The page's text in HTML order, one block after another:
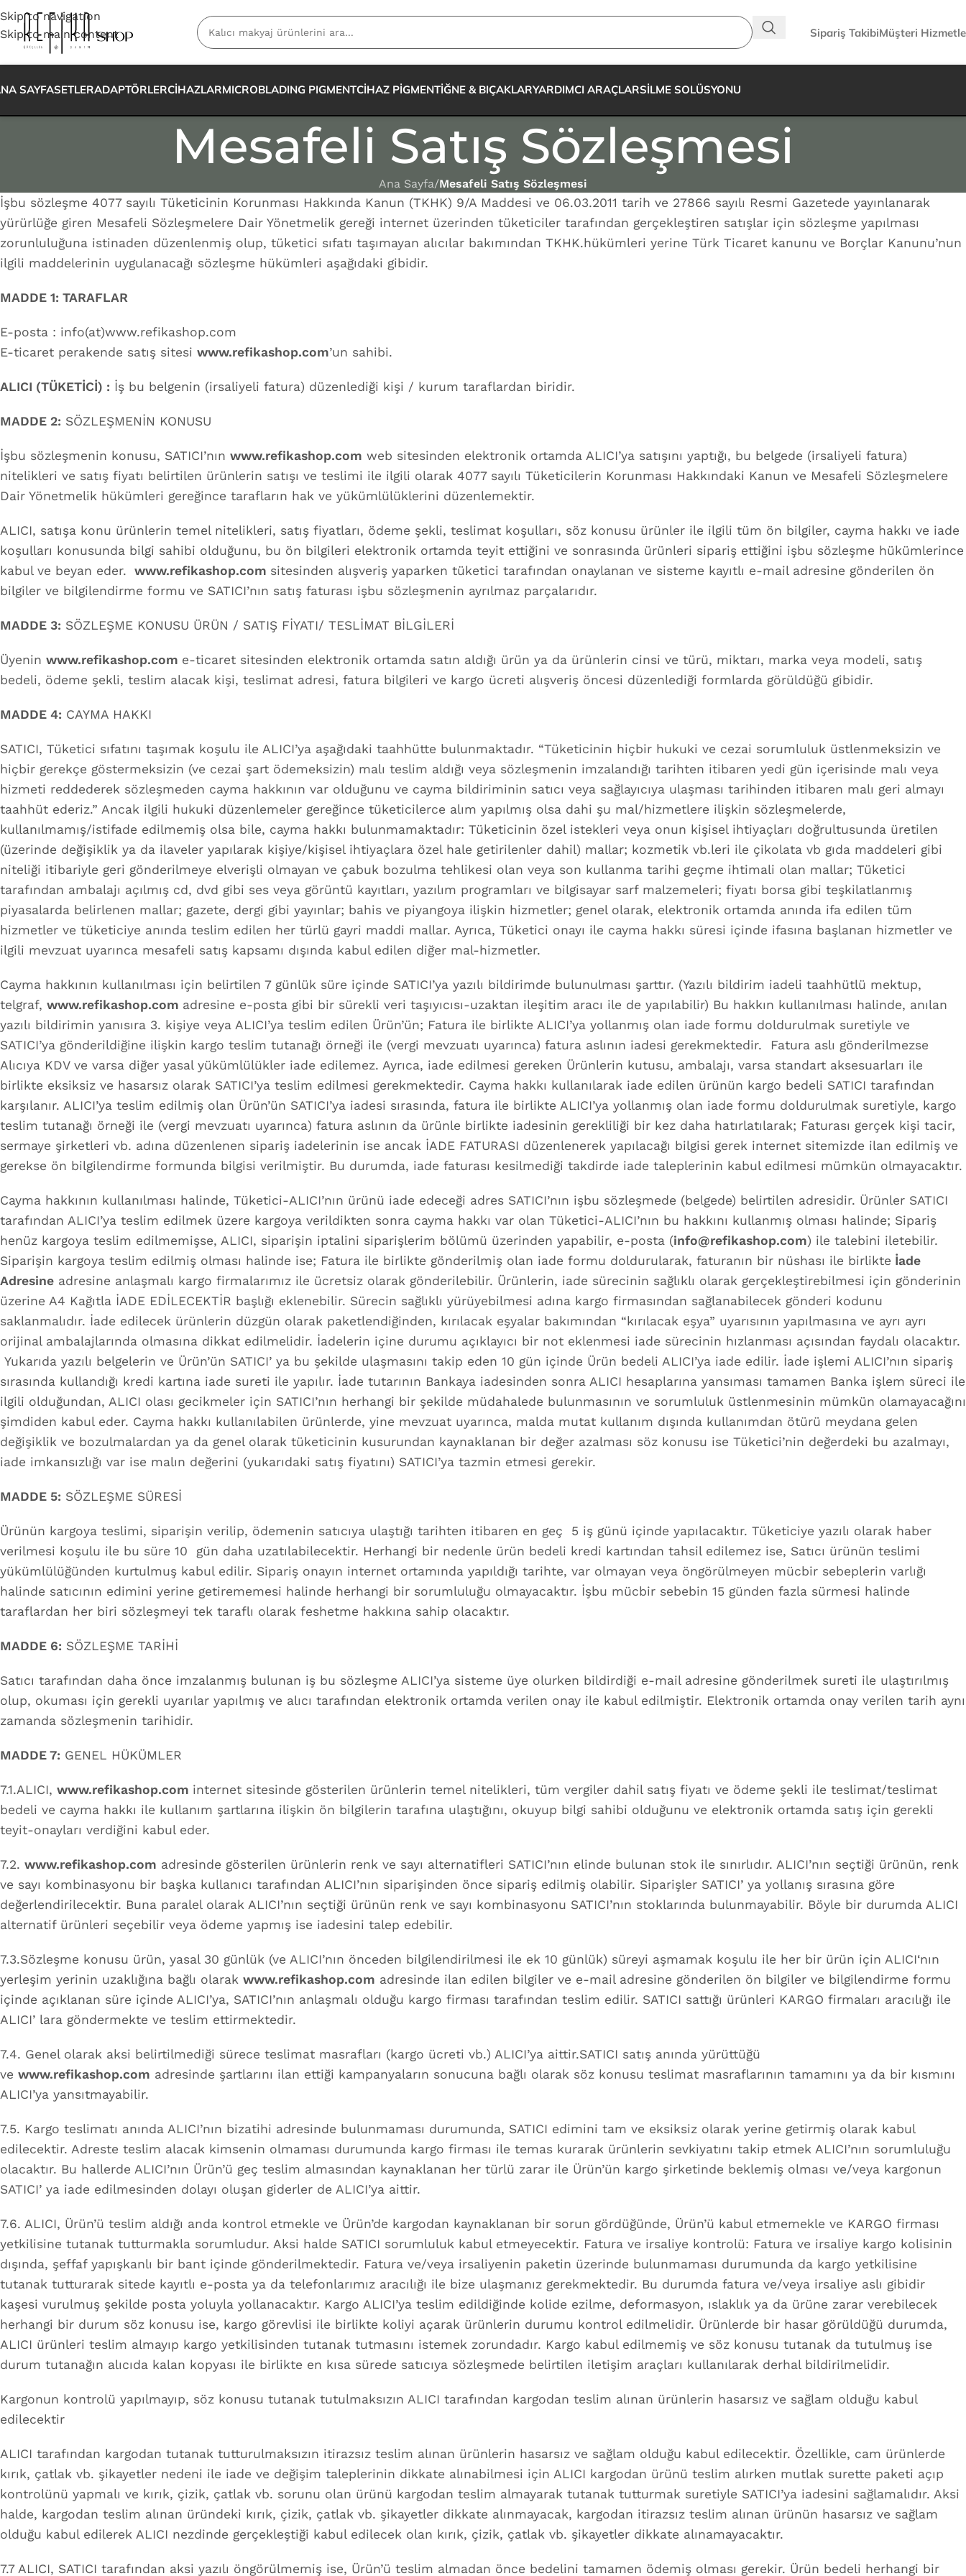
Skip to navigation
Skip to main content
Sipariş TakibiMüşteri
SAYFASETLERADAPTÖRLERCİHAZLARMICROBLADING PIGMENTCİHAZ PİGMENTİĞNE & BIÇAKLARYARDIMCI ARAÇLARSİLME SOLÜSYONU
Mesafeli Satış Sözleşmesi
Ana Sayfa/Mesafeli Satış Sözleşmesi
İşbu sözleşme 4077 sayılı Tüketicinin Korunması Hakkında Kanun (TKHK) 9/A Maddesi ve 06.03.2011 tarih ve 27866 sayılı Resmi Gazetede yayınlanarak
yürürlüğe giren Mesafeli Sözleşmelere Dair Yönetmelik gereği internet üzerinden tüketiciler tarafından gerçekleştiren satışlar için sözleşme yapılması
zorunluluğuna istinaden düzenlenmiş olup, tüketici sıfatı taşımayan alıcılar bakımından TKHK.hükümleri yerine Türk Ticaret kanunu ve Borçlar Kanunu’nun
ilgili maddelerinin uygulanacağı sözleşme hükümleri aşağıdaki gibidir.
MADDE 1: TARAFLAR
E-posta : info(at)www.refikashop.com
E-ticaret perakende satış sitesi www.refikashop.com’un sahibi.
ALICI (TÜKETİCİ) : İş bu belgenin (irsaliyeli fatura) düzenlediği kişi / kurum taraflardan biridir.
MADDE 2: SÖZLEŞMENİN KONUSU
İşbu sözleşmenin konusu, SATICI’nın www.refikashop.com web sitesinden elektronik ortamda ALICI’ya satışını yaptığı, bu belgede (irsaliyeli fatura)
nitelikleri ve satış fiyatı belirtilen ürünlerin satışı ve teslimi ile ilgili olarak 4077 sayılı Tüketicilerin Korunması Hakkındaki Kanun ve Mesafeli Sözleşmelere
Dair Yönetmelik hükümleri gereğince tarafların hak ve yükümlülüklerini düzenlemektir.
ALICI, satışa konu ürünlerin temel nitelikleri, satış fiyatları, ödeme şekli, teslimat koşulları, söz konusu ürünler ile ilgili tüm ön bilgiler, cayma hakkı ve iade
koşulları konusunda bilgi sahibi olduğunu, bu ön bilgileri elektronik ortamda teyit ettiğini ve sonrasında ürünleri sipariş ettiğini işbu sözleşme hükümlerince
kabul ve beyan eder. www.refikashop.com sitesinden alışveriş yaparken tüketici tarafından onaylanan ve sisteme kayıtlı e-mail adresine gönderilen ön
bilgiler ve bilgilendirme formu ve SATICI’nın satış faturası işbu sözleşmenin ayrılmaz parçalarıdır.
MADDE 3: SÖZLEŞME KONUSU ÜRÜN / SATIŞ FİYATI/ TESLİMAT BİLGİLERİ
Üyenin www.refikashop.com e-ticaret sitesinden elektronik ortamda satın aldığı ürün ya da ürünlerin cinsi ve türü, miktarı, marka veya modeli, satış
bedeli, ödeme şekli, teslim alacak kişi, teslimat adresi, fatura bilgileri ve kargo ücreti alışveriş öncesi düzenlediği formlarda görüldüğü gibidir.
MADDE 4: CAYMA HAKKI
SATICI, Tüketici sıfatını taşımak koşulu ile ALICI’ya aşağıdaki taahhütte bulunmaktadır. “Tüketicinin hiçbir hukuki ve cezai sorumluluk üstlenmeksizin ve
hiçbir gerekçe göstermeksizin (ve cezai şart ödemeksizin) malı teslim aldığı veya sözleşmenin imzalandığı tarihten itibaren yedi gün içerisinde malı veya
hizmeti reddederek sözleşmeden cayma hakkının var olduğunu ve cayma bildiriminin satıcı veya sağlayıcıya ulaşması tarihinden itibaren malı geri almayı
taahhüt ederiz.” Ancak ilgili hukuki düzenlemeler gereğince tüketicilerce alım yapılmış olsa dahi şu mal/hizmetlere ilişkin sözleşmelerde,
kullanılmamış/istifade edilmemiş olsa bile, cayma hakkı bulunmamaktadır: Tüketicinin özel istekleri veya onun kişisel ihtiyaçları doğrultusunda üretilen
(üzerinde değişiklik ya da ilaveler yapılarak kişiye/kişisel ihtiyaçlara özel hale getirilenler dahil) mallar; kozmetik vb.leri ile çikolata vb gıda maddeleri gibi
niteliği itibariyle geri gönderilmeye elverişli olmayan ve çabuk bozulma tehlikesi olan veya son kullanma tarihi geçme ihtimali olan mallar; Tüketici
tarafından ambalajı açılmış cd, dvd gibi ses veya görüntü kayıtları, yazılım programları ve bilgisayar sarf malzemeleri; fiyatı borsa gibi teşkilatlanmış
piyasalarda belirlenen mallar; gazete, dergi gibi yayınlar; bahis ve piyangoya ilişkin hizmetler; genel olarak, elektronik ortamda anında ifa edilen tüm
hizmetler ve tüketiciye anında teslim edilen her türlü gayri maddi mallar. Ayrıca, Tüketici onayı ile cayma hakkı süresi içinde ifasına başlanan hizmetler ve
ilgili mevzuat uyarınca mesafeli satış kapsamı dışında kabul edilen diğer mal-hizmetler.
Cayma hakkının kullanılması için belirtilen 7 günlük süre içinde SATICI’ya yazılı bildirimde bulunulması şarttır. (Yazılı bildirim iadeli taahhütlü mektup,
telgraf, www.refikashop.com adresine e-posta gibi bir sürekli veri taşıyıcısı-uzaktan ileşitim aracı ile de yapılabilir) Bu hakkın kullanılması halinde, anılan
yazılı bildirimin yanısıra 3. kişiye veya ALICI’ya teslim edilen Ürün’ün; Fatura ile birlikte ALICI’ya yollanmış olan iade formu doldurulmak suretiyle ve
SATICI’ya gönderildiğine ilişkin kargo teslim tutanağı örneği ile (vergi mevzuatı uyarınca) fatura aslının iadesi gerekmektedir. Fatura aslı gönderilmezse
Alıcıya KDV ve varsa diğer yasal yükümlülükler iade edilemez. Ayrıca, iade edilmesi gereken Ürünlerin kutusu, ambalajı, varsa standart aksesuarları ile
birlikte eksiksiz ve hasarsız olarak SATICI’ya teslim edilmesi gerekmektedir. Cayma hakkı kullanılarak iade edilen ürünün kargo bedeli SATICI tarafından
karşılanır. ALICI’ya teslim edilmiş olan Ürün’ün SATICI’ya iadesi sırasında, fatura ile birlikte ALICI’ya yollanmış olan iade formu doldurulmak suretiyle, kargo
teslim tutanağı örneği ile (vergi mevzuatı uyarınca) fatura aslının da ürünle birlikte iadesinin gerekliliği bir kez daha hatırlatılarak; Faturası gerçek kişi tacir,
sermaye şirketleri vb. adına düzenlenen sipariş iadelerinin ise ancak İADE FATURASI düzenlenerek yapılacağı bilgisi gerek internet sitemizde ilan edilmiş ve
gerekse ön bilgilendirme formunda bilgisi verilmiştir. Bu durumda, iade faturası kesilmediği takdirde iade taleplerinin kabul edilmesi mümkün olmayacaktır.
Cayma hakkının kullanılması halinde, Tüketici-ALICI’nın ürünü iade edeceği adres SATICI’nın işbu sözleşmede (belgede) belirtilen adresidir. Ürünler SATICI
tarafından ALICI’ya teslim edilmek üzere kargoya verildikten sonra cayma hakkı var olan Tüketici-ALICI’nın bu hakkını kullanmış olması halinde; Sipariş
henüz kargoya teslim edilmemişse, ALICI, siparişin iptalini siparişlerim bölümü üzerinden yapabilir, e-posta (info@refikashop.com) ile talebini iletebilir.
Siparişin kargoya teslim edilmiş olması halinde ise; Fatura ile birlikte gönderilmiş olan iade formu doldurularak, faturanın bir nüshası ile birlikte İade
Adresine adresine anlaşmalı kargo firmalarımız ile ücretsiz olarak gönderilebilir. Ürünlerin, iade sürecinin sağlıklı olarak gerçekleştirebilmesi için gönderinin
üzerine A4 Kağıtla İADE EDİLECEKTİR başlığı eklenebilir. Sürecin sağlıklı yürüyebilmesi adına kargo firmasından sağlanabilecek gönderi kodunu
saklanmalıdır. İade edilecek ürünlerin düzgün olarak paketlendiğinden, kırılacak eşyalar bakımından “kırılacak eşya” uyarısının yapılmasına ve ayrı ayrı
orijinal ambalajlarında olmasına dikkat edilmelidir. İadelerin içine durumu açıklayıcı bir not eklenmesi iade sürecinin hızlanması açısından faydalı olacaktır.
Yukarıda yazılı belgelerin ve Ürün’ün SATICI’ ya bu şekilde ulaşmasını takip eden 10 gün içinde Ürün bedeli ALICI’ya iade edilir. İade işlemi ALICI’nın sipariş
sırasında kullandığı kredi kartına iade sureti ile yapılır. İade tutarının Bankaya iadesinden sonra ALICI hesaplarına yansıması tamamen Banka işlem süreci ile
ilgili olduğundan, ALICI olası gecikmeler için SATICI’nın herhangi bir şekilde müdahalede bulunmasının ve sorumluluk üstlenmesinin mümkün olamayacağını
şimdiden kabul eder. Cayma hakkı kullanılabilen ürünlerde, yine mevzuat uyarınca, malda mutat kullanım dışında kullanımdan ötürü meydana gelen
değişiklik ve bozulmalardan ya da genel olarak tüketicinin kusurundan kaynaklanan bir değer azalması söz konusu ise Tüketici’nin değerdeki bu azalmayı,
iade imkansızlığı var ise malın değerini (yukarıdaki satış fiyatını) SATICI’ya tazmin etmesi gerekir.
MADDE 5: SÖZLEŞME SÜRESİ
Ürünün kargoya teslimi, siparişin verilip, ödemenin satıcıya ulaştığı tarihten itibaren en geç 5 iş günü içinde yapılacaktır. Tüketiciye yazılı olarak haber
verilmesi koşulu ile bu süre 10 gün daha uzatılabilecektir. Herhangi bir nedenle ürün bedeli kredi kartından tahsil edilemez ise, Satıcı ürünün teslimi
yükümlülüğünden kurtulmuş kabul edilir. Sipariş onayın internet ortamında yapıldığı tarihte, var olmayan veya öngörülmeyen mücbir sebeplerin varlığı
halinde satıcının edimini yerine getirememesi halinde herhangi bir sorumluluğu olmayacaktır. İşbu mücbir sebebin 15 günden fazla sürmesi halinde
taraflardan her biri sözleşmeyi tek taraflı olarak feshetme hakkına sahip olacaktır.
MADDE 6: SÖZLEŞME TARİHİ
Satıcı tarafından daha önce imzalanmış bulunan iş bu sözleşme ALICI’ya sisteme üye olurken bildirdiği e-mail adresine gönderilmek sureti ile ulaştırılmış
olup, okuması için gerekli uyarılar yapılmış ve alıcı tarafından elektronik ortamda verilen onay ile kabul edilmiştir. Elektronik ortamda onay verilen tarih aynı
zamanda sözleşmenin tarihidir.
MADDE 7: GENEL HÜKÜMLER
7.1.ALICI, www.refikashop.com internet sitesinde gösterilen ürünlerin temel nitelikleri, tüm vergiler dahil satış fiyatı ve ödeme şekli ile teslimat/teslimat
bedeli ve cayma hakkı ile kullanım şartlarına ilişkin ön bilgilerin tarafına ulaştığını, okuyup bilgi sahibi olduğunu ve elektronik ortamda satış için gerekli
teyit-onayları verdiğini kabul eder.
7.2. www.refikashop.com adresinde gösterilen ürünlerin renk ve sayı alternatifleri SATICI’nın elinde bulunan stok ile sınırlıdır. ALICI’nın seçtiği ürünün, renk
ve sayı kombinasyonu bir başka kullanıcı tarafından ALICI’nın siparişinden önce sipariş edilmiş olabilir. Siparişler SATICI’ ya yollanış sırasına göre
değerlendirilecektir. Buna paralel olarak ALICI’nın seçtiği ürünün renk ve sayı kombinasyonu SATICI’nın stoklarında bulunmayabilir. Böyle bir durumda ALICI
alternatif ürünleri seçebilir veya ödeme yapmış ise iadesini talep edebilir.
7.3.Sözleşme konusu ürün, yasal 30 günlük (ve ALICI’nın önceden bilgilendirilmesi ile ek 10 günlük) süreyi aşmamak koşulu ile her bir ürün için ALICI‘nın
yerleşim yerinin uzaklığına bağlı olarak www.refikashop.com adresinde ilan edilen bilgiler ve e-mail adresine gönderilen ön bilgiler ve bilgilendirme formu
içinde açıklanan süre içinde ALICI’ya, SATICI’nın anlaşmalı olduğu kargo firması tarafından teslim edilir. SATICI sattığı ürünleri KARGO firmaları aracılığı ile
ALICI’ lara göndermekte ve teslim ettirmektedir.
7.4. Genel olarak aksi belirtilmediği sürece teslimat masrafları (kargo ücreti vb.) ALICI’ya aittir.SATICI satış anında yürüttüğü
ve www.refikashop.com adresinde şartlarını ilan ettiği kampanyaların sonucuna bağlı olarak söz konusu teslimat masraflarının tamamını ya da bir kısmını
ALICI’ya yansıtmayabilir.
7.5. Kargo teslimatı anında ALICI’nın bizatihi adresinde bulunmaması durumunda, SATICI edimini tam ve eksiksiz olarak yerine getirmiş olarak kabul
edilecektir. Adreste teslim alacak kimsenin olmaması durumunda kargo firması ile temas kurarak ürünlerin sevkiyatını takip etmek ALICI’nın sorumluluğu
olacaktır. Bu hallerde ALICI’nın Ürün’ü geç teslim almasından kaynaklanan her türlü zarar ile Ürün’ün kargo şirketinde beklemiş olması ve/veya kargonun
SATICI’ ya iade edilmesinden dolayı oluşan giderler de ALICI’ya aittir.
7.6. ALICI, Ürün’ü teslim aldığı anda kontrol etmekle ve Ürün’de kargodan kaynaklanan bir sorun gördüğünde, Ürün’ü kabul etmemekle ve KARGO firması
yetkilisine tutanak tutturmakla sorumludur. Aksi halde SATICI sorumluluk kabul etmeyecektir. Fatura ve irsaliye kontrolü: Fatura ve irsaliye kargo kolisinin
dışında, şeffaf yapışkanlı bir bant içinde gönderilmektedir. Fatura ve/veya irsaliyenin paketin üzerinde bulunmaması durumunda da kargo yetkilisine
tutanak tutturarak sitede kayıtlı e-posta ya da telefonlarımız aracılığı ile bize ulaşmanız gerekmektedir. Bu durumda fatura ve/veya irsaliye aslı gibidir
kaşesi vurulmuş şekilde posta yoluyla yollanacaktır. Kargo ALICI’ya teslim edildiğinde kolide ezilme, deformasyon, ıslaklık ya da ürüne zarar verebilecek
herhangi bir durum söz konusu ise, kargo görevlisi ile birlikte koliyi açarak ürünlerin durumu kontrol edilmelidir. Ürünlerde bir hasar görüldüğü durumda,
ALICI ürünleri teslim almayıp kargo yetkilisinden tutanak tutmasını istemek zorundadır. Kargo kabul edilmemiş ve söz konusu tutanak da tutulmuş ise
durum tutanağın alıcıda kalan kopyası ile birlikte en kısa sürede satıcıya sözleşmede belirtilen iletişim araçları kullanılarak derhal bildirilmelidir.
Kargonun kontrolü yapılmayıp, söz konusu tutanak tutulmaksızın ALICI tarafından kargodan teslim alınan ürünlerin hasarsız ve sağlam olduğu kabul
edilecektir
ALICI tarafından kargodan tutanak tutturulmaksızın itirazsız teslim alınan ürünlerin hasarsız ve sağlam olduğu kabul edilecektir. Özellikle, cam ürünlerde
kırık, çatlak vb. şikayetler nedeni ile iade ve değişim taleplerinin dikkate alınabilmesi için ALICI kargodan ürünü teslim alırken mutlak surette paketi açıp
kontrolünü yapmalı ve kırık, çizik, çatlak vb. sorunu olan ürünü kargodan teslim almayarak tutanak tutturmak suretiyle SATICI’ya iadesini sağlamalıdır. Aksi
halde, kargodan teslim alınan üründeki kırık, çizik, çatlak vb. şikayetler dikkate alınmayacak, kargodan itirazsız teslim alınan ürünün hasarsız ve sağlam
olduğu kabul edilerek ALICI nezdinde gerçekleştiği kabul edilecek olan kırık, çizik, çatlak vb. şikayetler dikkate alınamayacaktır.
7.7 ALICI, SATICI tarafından aksi yazılı öngörülmemiş ise, Ürün’ü teslim almadan önce bedelini tamamen ödemiş olması gerekir. Ürün bedeli herhangi bir